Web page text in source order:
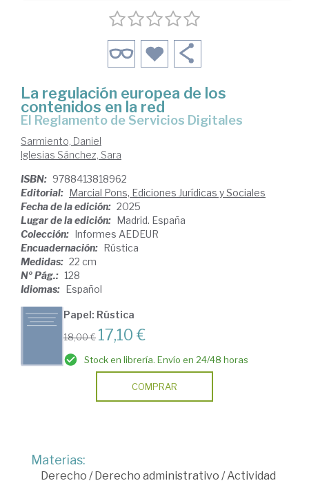
La regulación europea de los
contenidos en la red
El Reglamento de Servicios Digitales
Sarmiento, Daniel
Iglesias Sánchez, Sara
ISBN: 9788413818962
Editorial: Marcial Pons, Ediciones Jurídicas y Sociales
Fecha de la edición: 2025
Lugar de la edición: Madrid. España
Colección: Informes AEDEUR
Encuadernación: Rústica
Medidas: 22 cm
Nº Pág.: 128
Idiomas: Español
Papel: Rústica
18,00 € 17,10 €
Stock en librería. Envío en 24/48 horas
COMPRAR
Materias:
Derecho /Derecho administrativo /Actividad